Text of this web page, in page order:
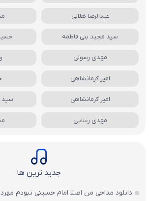
عبدالرضا هلالی
سید مجید بنی فاطمه
مهدی رسولی
امیر کرمانشاهی
امیر کرمانشاهی سید
مهدی رعنایی
جدید ترین ها
دانلود مداحی من اصلا امام حسینی نبودم